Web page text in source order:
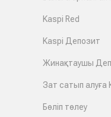
Kaspi Red
Kaspi Депозит
Жинақтаушы
Зат сатып алуға
Бөліп төлеу